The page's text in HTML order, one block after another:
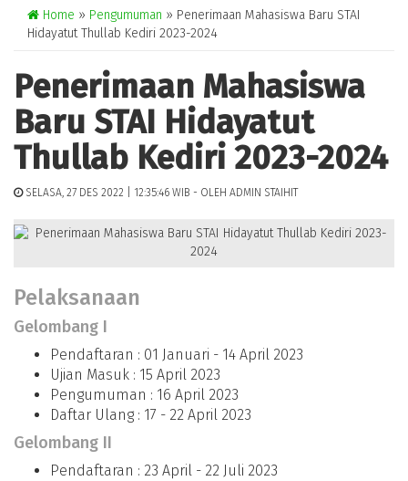
Home » Pengumuman » Penerimaan Mahasiswa Baru STAI
Hidayatut Thullab Kediri 2023-2024
Penerimaan Mahasiswa
Baru STAI Hidayatut
Thullab Kediri 2023-2024
SELASA, 27 DES 2022 | 12:35:46 WIB - OLEH ADMIN STAIHIT
Pelaksanaan
Gelombang I
Pendaftaran : 01 Januari - 14 April 2023
Ujian Masuk : 15 April 2023
Pengumuman : 16 April 2023
Daftar Ulang : 17 - 22 April 2023
Gelombang II
Pendaftaran : 23 April - 22 Juli 2023